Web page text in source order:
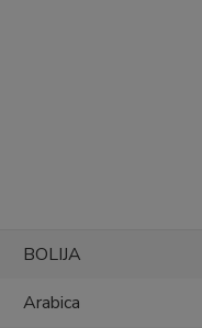
BOLIJA
Arabica